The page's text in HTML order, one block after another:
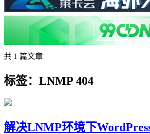
共 1 篇文章
标签：LNMP 404
解决LNMP环境下